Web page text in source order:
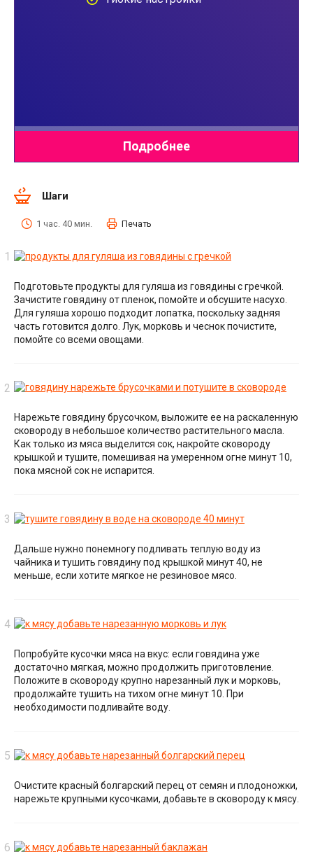
Шаги
1 час. 40 мин. Печать
Подготовьте продукты для гуляша из говядины с гречкой.
Зачистите говядину от пленок, помойте и обсушите насухо.
Для гуляша хорошо подходит лопатка, поскольку задняя
часть готовится долго. Лук, морковь и чеснок почистите,
помойте со всеми овощами.
Нарежьте говядину брусочком, выложите ее на раскаленную
сковороду в небольшое количество растительного масла.
Как только из мяса выделится сок, накройте сковороду
крышкой и тушите, помешивая на умеренном огне минут 10,
пока мясной сок не испарится.
Дальше нужно понемногу подливать теплую воду из
чайника и тушить говядину под крышкой минут 40, не
меньше, если хотите мягкое не резиновое мясо.
Попробуйте кусочки мяса на вкус: если говядина уже
достаточно мягкая, можно продолжить приготовление.
Положите в сковороду крупно нарезанный лук и морковь,
продолжайте тушить на тихом огне минут 10. При
необходимости подливайте воду.
Очистите красный болгарский перец от семян и плодоножки,
нарежьте крупными кусочками, добавьте в сковороду к мясу.